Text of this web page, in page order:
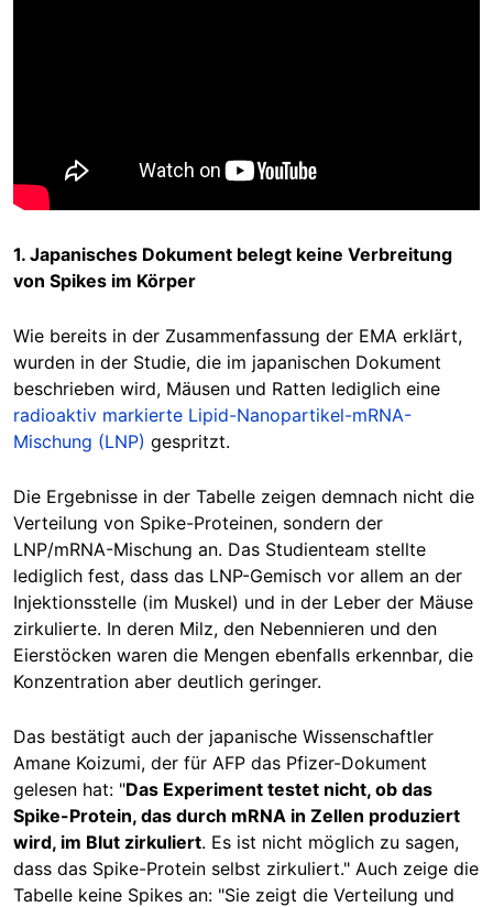
1. Japanisches Dokument belegt keine Verbreitung
von Spikes im Körper
Wie bereits in der Zusammenfassung der EMA erklärt,
wurden in der Studie, die im japanischen Dokument
beschrieben wird, Mäusen und Ratten lediglich eine
radioaktiv markierte Lipid-Nanopartikel-mRNA-
Mischung (LNP) gespritzt.
Die Ergebnisse in der Tabelle zeigen demnach nicht die
Verteilung von Spike-Proteinen, sondern der
LNP/mRNA-Mischung an. Das Studienteam stellte
lediglich fest, dass das LNP-Gemisch vor allem an der
Injektionsstelle (im Muskel) und in der Leber der Mäuse
zirkulierte. In deren Milz, den Nebennieren und den
Eierstöcken waren die Mengen ebenfalls erkennbar, die
Konzentration aber deutlich geringer.
Das bestätigt auch der japanische Wissenschaftler
Amane Koizumi, der für AFP das Pfizer-Dokument
gelesen hat: "Das Experiment testet nicht, ob das
Spike-Protein, das durch mRNA in Zellen produziert
wird, im Blut zirkuliert. Es ist nicht möglich zu sagen,
dass das Spike-Protein selbst zirkuliert." Auch zeige die
Tabelle keine Spikes an: "Sie zeigt die Verteilung und